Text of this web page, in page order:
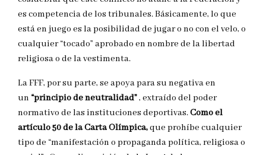
es competencia de los tribunales. Básicamente, lo que
está en juego es la posibilidad de jugar o no con el velo, o
cualquier “tocado” aprobado en nombre de la libertad
religiosa o de la vestimenta.
La FFF, por su parte, se apoya para su negativa en
un “principio de neutralidad”, extraído del poder
normativo de las instituciones deportivas.Como el
artículo 50 de la Carta Olímpica,que prohíbe cualquier
tipo de “manifestación o propaganda política, religiosa o